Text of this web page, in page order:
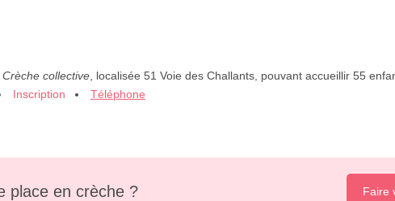
Crèche collective , localisée 51 Voie des Challants, pouvant accueillir 55
Inscription Téléphone
place en crèche ? Faire